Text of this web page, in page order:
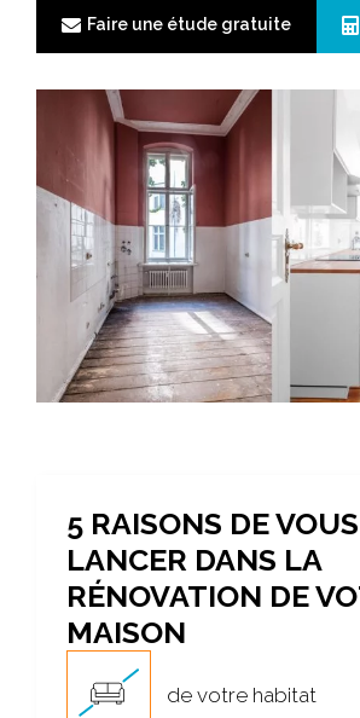
Faire une étude gratuite
5 RAISONS DE VOUS
LANCER DANS LA
RÉNOVATION DE
MAISON
de votre habitat